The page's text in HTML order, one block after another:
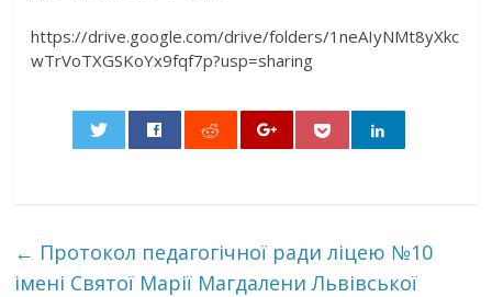
https://drive.google.com/drive/folders/1neAIyNMt8yXkc
wTrVoTXGSKoYx9fqf7p?usp=sharing
← Протокол педагогічної ради ліцею №10
імені Святої Марії Магдалени Львівської